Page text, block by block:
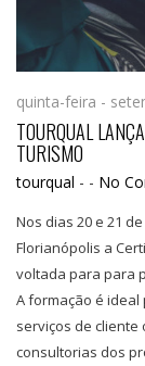
quinta-feira -
TOURQUAL
TURISMO
tourqual - - No
Nos dias 20 e 21
Florianópolis a
voltada para para
A formação é
serviços de cliente
consultorias dos